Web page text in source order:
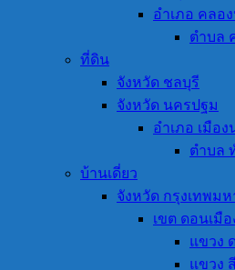
อำเภอ คลอ
ตำบล
ที่ดิน
จังหวัด ชลบุรี
จังหวัด นครปฐม
อำเภอ เมือ
ตำบล
บ้านเดี่ยว
จังหวัด กรุงเทพม
เขต ดอนเมือ
แขวง
แขวง